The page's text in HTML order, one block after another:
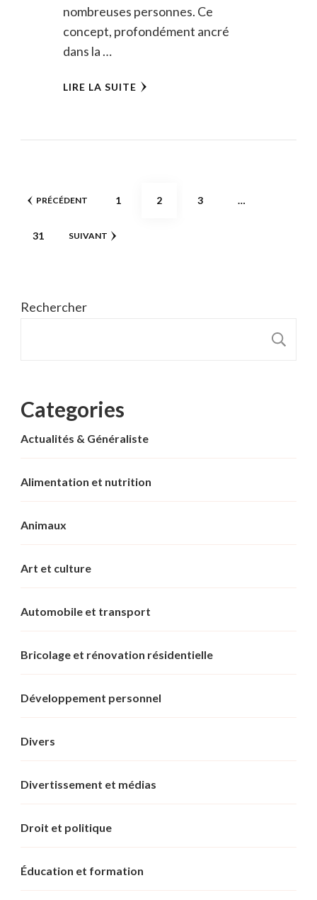
nombreuses personnes. Ce
concept, profondément ancré
dans la …
LIRE LA SUITE
Pagination
publications
PRÉCÉDENT PAGE
1 PAGE
2 PAGE
3 …
PAGE
31 SUIVANT
Rechercher
Categories
Actualités & Généraliste
Alimentation et nutrition
Animaux
Art et culture
Automobile et transport
Bricolage et rénovation résidentielle
Développement personnel
Divers
Divertissement et médias
Droit et politique
Éducation et formation